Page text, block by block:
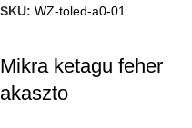
SKU: WZ-toled-a0-01
Mikra ketagu feher
akaszto